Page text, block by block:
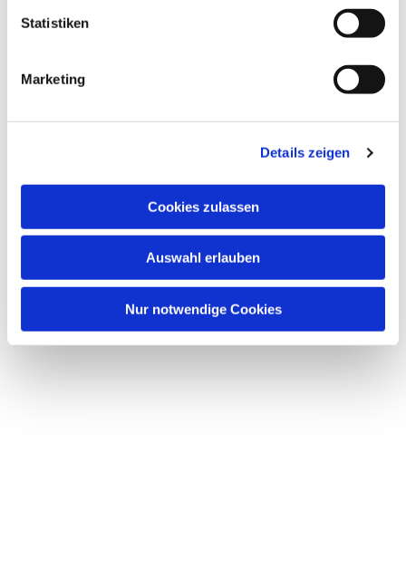
Statistiken
Marketing
Details zeigen
Cookies zulassen
Auswahl erlauben
Nur notwendige Cookies
Dies könnte Sie auch
interessieren